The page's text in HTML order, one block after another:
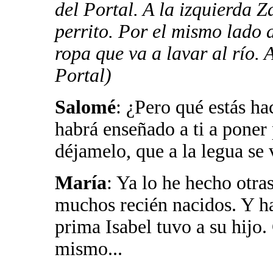
del Portal. A la izquierda
perrito. Por el mismo lado
ropa que va a lavar al río.
Portal)
Salomé: ¿Pero qué estás
habrá enseñado a ti a
déjamelo, que a la legua
María: Ya lo he hecho
muchos recién nacidos. Y
prima Isabel tuvo a su hijo.
mismo...